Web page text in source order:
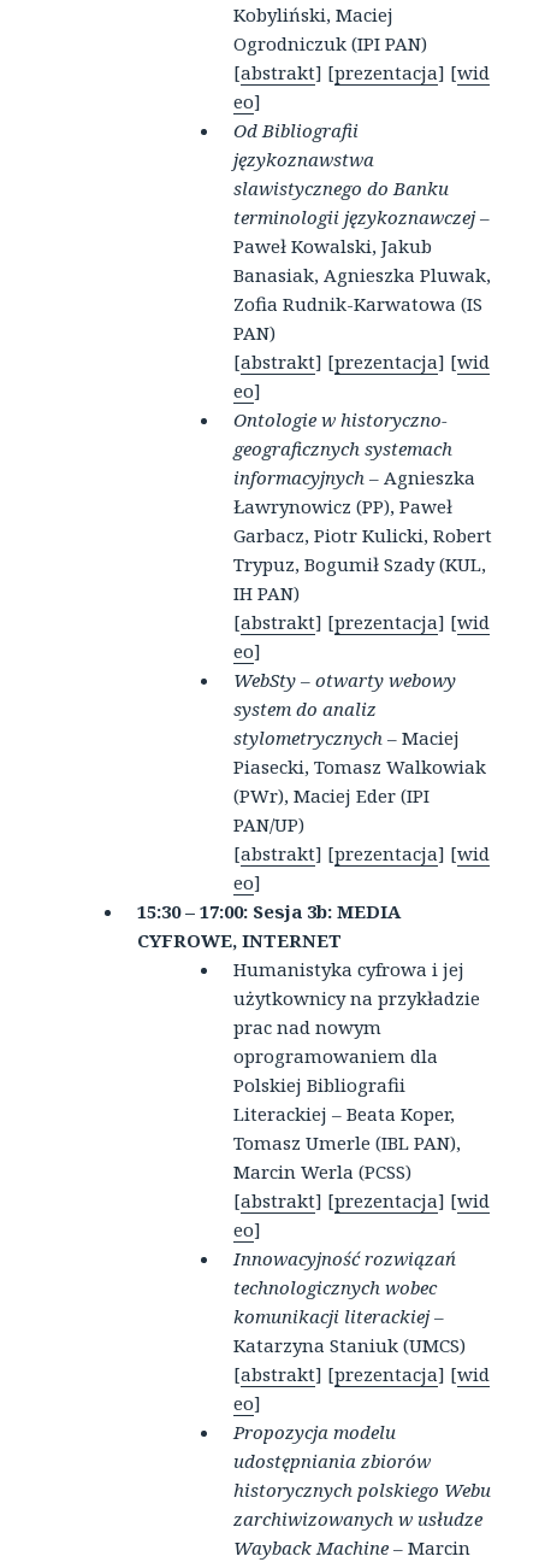
Kobyliński, Maciej
Ogrodniczuk (IPI PAN)
[abstrakt] [prezentacja] [wid
eo]
Od Bibliografii
językoznawstwa
slawistycznego do Banku
terminologii językoznawczej–
Paweł Kowalski, Jakub
Banasiak, Agnieszka Pluwak,
Zofia Rudnik-Karwatowa (IS
PAN)
[abstrakt] [prezentacja] [wid
eo]
Ontologie w historyczno-
geograficznych systemach
informacyjnych – Agnieszka
Ławrynowicz (PP), Paweł
Garbacz, Piotr Kulicki, Robert
Trypuz, Bogumił Szady (KUL,
IH PAN)
[abstrakt] [prezentacja] [wid
eo]
WebSty – otwarty webowy
system do analiz
stylometrycznych – Maciej
Piasecki, Tomasz Walkowiak
(PWr), Maciej Eder (IPI
PAN/UP)
[abstrakt] [prezentacja] [wid
eo]
15:30 – 17:00: Sesja 3b: MEDIA
CYFROWE, INTERNET
Humanistyka cyfrowa i jej
użytkownicy na przykładzie
prac nad nowym
oprogramowaniem dla
Polskiej Bibliografii
Literackiej – Beata Koper,
Tomasz Umerle (IBL PAN),
Marcin Werla (PCSS)
[abstrakt] [prezentacja] [wid
eo]
Innowacyjność rozwiązań
technologicznych wobec
komunikacji literackiej–
Katarzyna Staniuk (UMCS)
[abstrakt] [prezentacja] [wid
eo]
Propozycja modelu
udostępniania zbiorów
historycznych polskiego Webu
zarchiwizowanych w usłudze
Wayback Machine – Marcin